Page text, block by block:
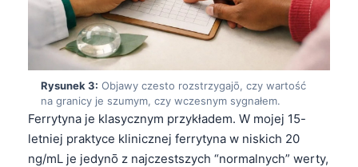
Rysunek 3: Objawy czesto rozstrzygajō, czy wartość
na granicy je szumym, czy wczesnym sygnałem.
Ferrytyna je klasycznym przykładem. W mojej 15-
letniej praktyce klinicznej ferrytyna w niskich 20
ng/mL je jedynō z najczestszych “normalnych” werty,